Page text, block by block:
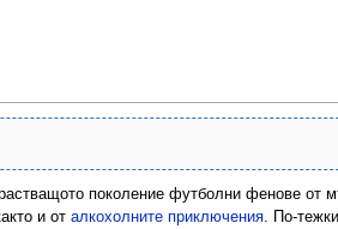
поколение футболни фенове от
и от алкохолните приключения. По-